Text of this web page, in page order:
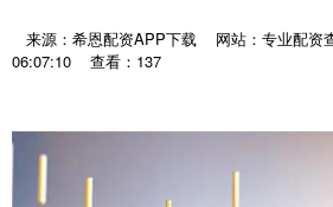
来源：希恩配资APP下载 网站：专业配资
06:07:10
查看：137